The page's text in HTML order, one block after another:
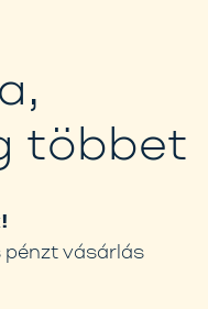
többet
pénzt vásárlás